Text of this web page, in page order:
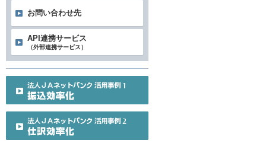
お問い合わせ先
API連携サービス
（外部連携サービス）